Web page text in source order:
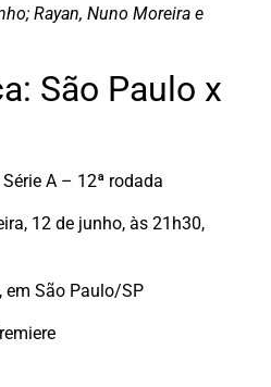
Rayan, Nuno Moreira e
São Paulo x
A – 12ª rodada
12 de junho, às 21h30,
em São Paulo/SP